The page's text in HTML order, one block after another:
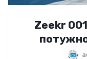
Zeekr